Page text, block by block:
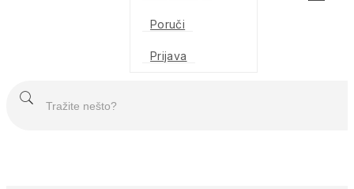
Poruči
Prijava